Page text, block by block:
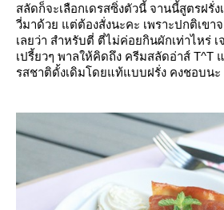
สลัดก็จะเลือกเดรสซิ่งตัวนี้ จานนี้สูตรฝรั่ง
วี่มาด้วย แต่ต้องสั่งนะคะ เพราะปกติเขา
เลยว่า สำหรับตี่ ตี่ไม่ค่อยกินผักเท่าไหร่
เปรี้ยวๆ พาลให้คิดถึง ครีมสลัดอ่าส์ T^T
รสชาติดั้งเดิมโดยแท้แบบฝรั่ง คงชอบนะ